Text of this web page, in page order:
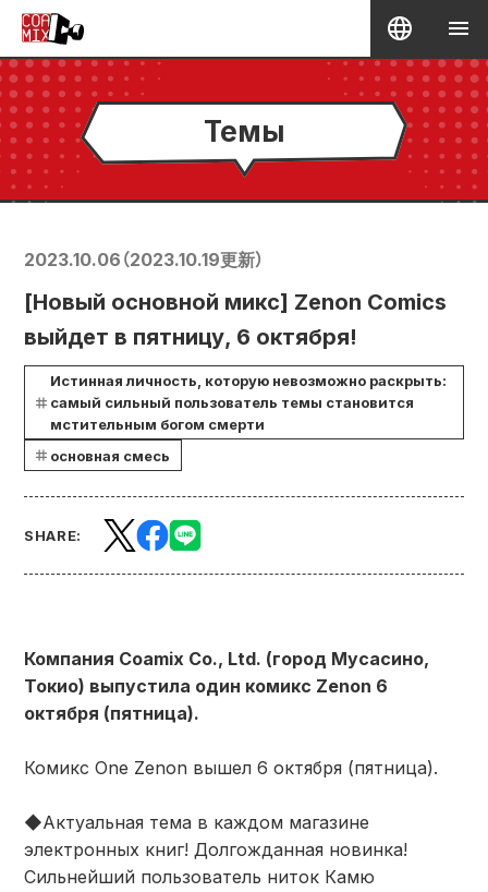
Темы
2023.10.06 （2023.10.19更新）
[Новый основной микс] Zenon Comics
выйдет в пятницу, 6 октября!
Истинная личность, которую невозможно раскрыть:
самый сильный пользователь темы становится
мстительным богом смерти
основная смесь
SHARE:
Компания Coamix Co., Ltd. (город Мусасино,
Токио) выпустила один комикс Zenon 6
октября (пятница).
Комикс One Zenon вышел 6 октября (пятница).
◆Актуальная тема в каждом магазине
электронных книг! Долгожданная новинка!
Сильнейший пользователь ниток Камю